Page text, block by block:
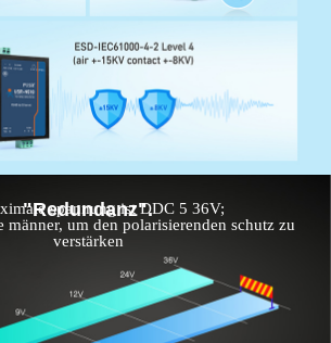
"Redundanz".
spannung ist DDC 5 36V;
männer, um den polarisierenden schutz zu
verstärken